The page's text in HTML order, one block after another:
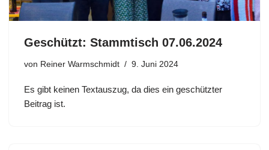
Geschützt: Stammtisch 07.06.2024
von Reiner Warmschmidt 9. Juni 2024
Es gibt keinen Textauszug, da dies ein geschützter
Beitrag ist.